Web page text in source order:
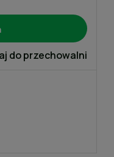
do przechowalni